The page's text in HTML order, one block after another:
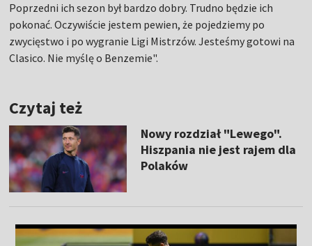
Poprzedni ich sezon był bardzo dobry. Trudno będzie ich
pokonać. Oczywiście jestem pewien, że pojedziemy po
zwycięstwo i po wygranie Ligi Mistrzów. Jesteśmy gotowi na
Clasico. Nie myślę o Benzemie".
Czytaj też
Nowy rozdział "Lewego".
Hiszpania nie jest rajem dla
Polaków